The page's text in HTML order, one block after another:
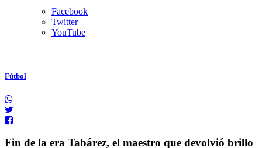
Facebook
Twitter
YouTube
Fútbol
Fin de la era Tabárez, el maestro que devolvió brillo